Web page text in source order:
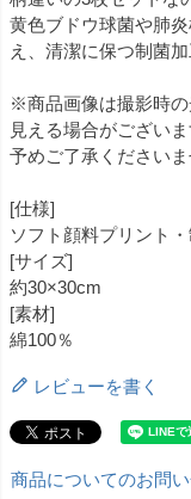
黄色ブドウ球菌や肺
え、清潔に保つ制菌加
※商品画像は撮影時
見える場合がございま
予めご了承くださいま
[仕様]
ソフト顔料プリント
[サイズ]
約30×30cm
[素材]
綿100％
レビューを書く
商品についてのお問